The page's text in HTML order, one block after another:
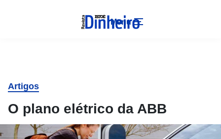
Menu
Artigos
O plano elétrico da ABB